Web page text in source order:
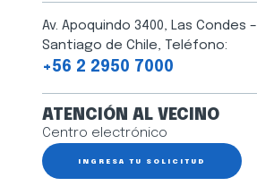
Av. Apoquindo 3400, Las Condes –
Santiago de Chile, Teléfono:
+56 2 2950 7000
ATENCIÓN AL VECINO
Centro electrónico
INGRESA TU SOLICITUD